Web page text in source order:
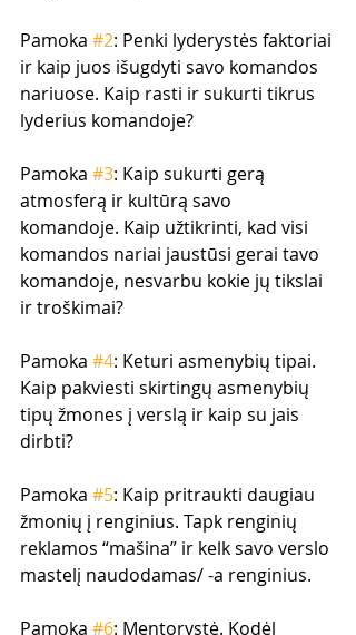
Pamoka #2: Penki lyderystės faktoriai
ir kaip juos išugdyti savo komandos
nariuose. Kaip rasti ir sukurti tikrus
lyderius komandoje?
Pamoka #3: Kaip sukurti gerą
atmosferą ir kultūrą savo
komandoje. Kaip užtikrinti, kad visi
komandos nariai jaustūsi gerai tavo
komandoje, nesvarbu kokie jų tikslai
ir troškimai?
Pamoka #4: Keturi asmenybių tipai.
Kaip pakviesti skirtingų asmenybių
tipų žmones į verslą ir kaip su jais
dirbti?
Pamoka #5: Kaip pritraukti daugiau
žmonių į renginius. Tapk renginių
reklamos “mašina” ir kelk savo verslo
mastelį naudodamas/ -a renginius.
Pamoka #6: Mentorystė. Kodėl